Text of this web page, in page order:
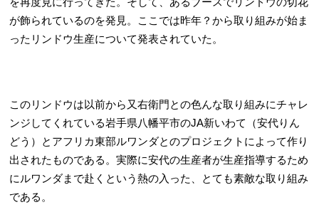
を再度見に行ってきた。そして、あるブースでリンドウの切花
が飾られているのを発見。ここでは昨年？から取り組みが始ま
ったリンドウ生産について発表されていた。
このリンドウは以前から又右衛門との色んな取り組みにチャレ
ンジしてくれている岩手県八幡平市のJA新いわて（安代りん
どう）とアフリカ東部ルワンダとのプロジェクトによって作り
出されたものである。実際に安代の生産者が生産指導するため
にルワンダまで赴くという熱の入った、とても素敵な取り組み
である。